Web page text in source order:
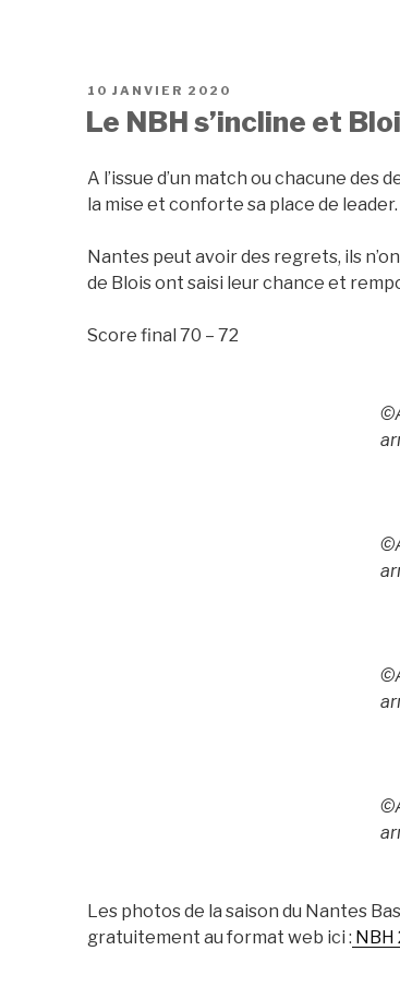
PUBLIÉ
10 JANVIER 2020
Le NBH s’incline et
A l’issue d’un match ou chacune des
la mise et conforte sa place de leader.
Nantes peut avoir des regrets, ils
de Blois ont saisi leur chance et
Score final 70 – 72
Les photos de la saison du Nantes
gratuitement au format web ici : NBH